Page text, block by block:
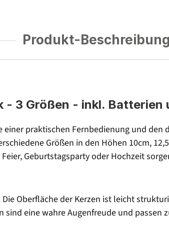
Produkt-Beschreibung
- 3 Größen - inkl. Batterien
praktischen Fernbedienung und
Größen in den Höhen 10cm,
Geburtstagsparty oder Hochzeit
Oberfläche der Kerzen ist leicht
sind eine wahre Augenfreude und passen